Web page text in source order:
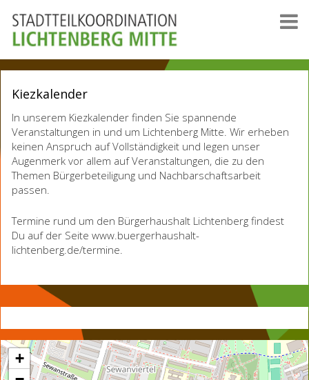
Kiezkalender
In unserem Kiezkalender finden Sie spannende
Veranstaltungen in und um Lichtenberg Mitte. Wir erheben
keinen Anspruch auf Vollständigkeit und legen unser
Augenmerk vor allem auf Veranstaltungen, die zu den
Themen Bürgerbeteiligung und Nachbarschaftsarbeit
passen.
Termine rund um den Bürgerhaushalt Lichtenberg findest
Du auf der Seite www.buergerhaushalt-
lichtenberg.de/termine.
+